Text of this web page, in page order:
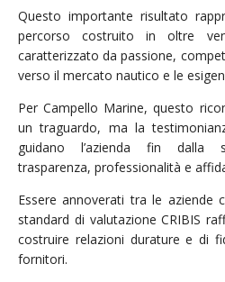
Questo importante risultato
percorso costruito in oltre
caratterizzato da passione,
verso il mercato nautico e le
Per Campello Marine, questo
un traguardo, ma la
guidano l’azienda fin dalla
trasparenza, professionalità e
Essere annoverati tra le aziende
standard di valutazione CRIBIS
costruire relazioni durature e di
fornitori.